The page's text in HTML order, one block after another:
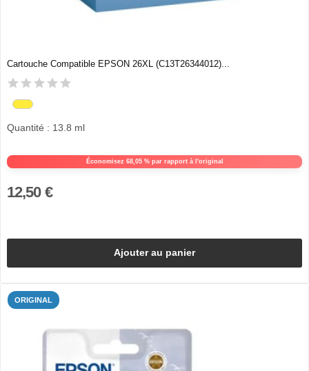
Cartouche Compatible EPSON 26XL (C13T26344012)...
Économisez 68,05 % par rapport à l'original
Quantité : 13.8 ml
12,50 €
Ajouter au panier
ORIGINAL